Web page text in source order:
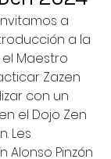
a
a la
Maestro
Zazen
con un
el Dojo Zen
Les
Alonso Pinzón